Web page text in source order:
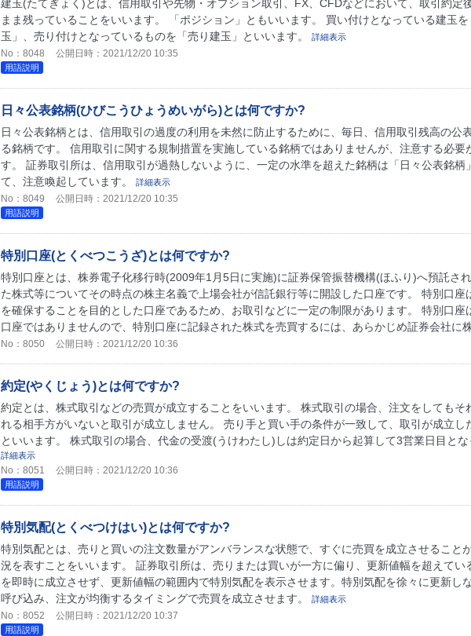
建玉(たてぎょく)とは、信用取引や先物・オプション取引、FX、CFDなどにおいて、取引約定
まま残っていることをいいます。 「ポジション」ともいいます。 買い付けとなっている建玉を
玉」、売り付けとなっているものを「売り建玉」といいます。
詳細表示
No：8048 公開日時：2021/12/20 10:35
用語説明
日々公表銘柄(ひびこうひょうめいがら)とは何ですか?
日々公表銘柄とは、信用取引の過度の利用を未然に防止するために、毎日、信用取引残高の公
る銘柄です。 信用取引に関する規制措置を実施している銘柄ではありませんが、注意する必要
す。 証券取引所は、信用取引が過熱しないように、一定の水準を超えた銘柄は「日々公表銘柄
て、注意喚起しています。
詳細表示
No：8049 公開日時：2021/12/20 10:35
用語説明
特別口座(とくべつこうざ)とは何ですか?
特別口座とは、株券電子化移行時(2009年1月5日に実施)に証券保管振替機構(ほふり)へ預託さ
た株式等についてその時点の株主名義で上場会社が信託銀行等に開設した口座です。 特別口座
を確保することを目的とした口座であるため、お取引などに一定の制限があります。 特別口座
口座ではありませんので、特別口座に記録された株式を売買するには、あらかじめ証券会社に
No：8050 公開日時：2021/12/20 10:36
約定(やくじょう)とは何ですか?
約定とは、株式取引などの売買が成立することをいいます。 株式取引の場合、注文をしてもそ
れる相手方がいないと取引が成立しません。 売り手と買い手の条件が一致して、取引が成立し
といいます。 株式取引の場合、代金の受渡(うけわたし)しは約定日から起算して3営業日目とな
詳細表示
No：8051 公開日時：2021/12/20 10:36
用語説明
特別気配(とくべつけはい)とは何ですか?
特別気配とは、売りと買いの注文数量がアンバランスな状態で、すぐに売買を成立させること
況を表すことをいいます。 証券取引所は、売りまたは買いが一方に偏り、更新値幅を超えてい
を即時に成立させず、更新値幅の範囲内で特別気配を表示させます。特別気配を徐々に更新し
呼び込み、注文が均衡するタイミングで売買を成立させます。
詳細表示
No：8052 公開日時：2021/12/20 10:37
用語説明